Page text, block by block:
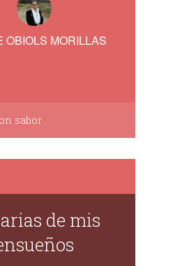
OBIOLS MORILLAS
sabor
de mis